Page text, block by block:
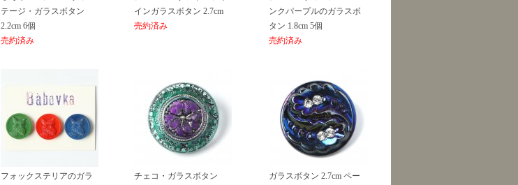
テージ・ガラスボタン
2.2cm 6個
売約済み
インガラスボタン 2.7cm
売約済み
ンクパープルのガラスボ
タン 1.8cm 5個
売約済み
フォックステリアのガラ
チェコ・ガラスボタン
ガラスボタン 2.7cm ペー